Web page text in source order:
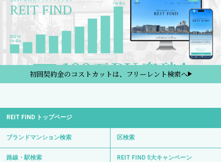
初回契約金のコストカットは、フリーレント検索へ
REIT FIND トップページ
ブランドマンション検索 区検索
路線・駅検索 REIT FIND 5大キャンペーン